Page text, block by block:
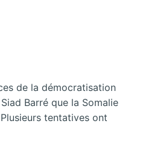
de la démocratisation
Barré que la Somalie
tentatives ont